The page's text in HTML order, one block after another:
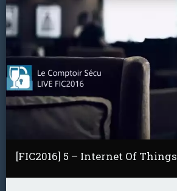
[FIC2016] 5 – Internet Of Things